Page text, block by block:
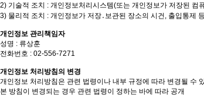
2) 기술적 조치 : 개인정보처리시스템(또는 개인정보가 저장된
3) 물리적 조치 : 개인정보가 저장․보관된 장소의 시건, 출입통제 등
개인정보 관리책임자
성명 : 류상훈
전화번호 : 02-556-7271
개인정보 처리방침의 변경
개인정보 처리방침은 관련 법령이나 내부 규정에 따라 변경될 수
본 방침이 변경되는 경우 관련 법령이 정하는 바에 따라 공개